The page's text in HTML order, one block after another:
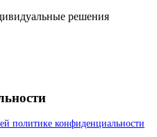
решения
политике конфиденциальности